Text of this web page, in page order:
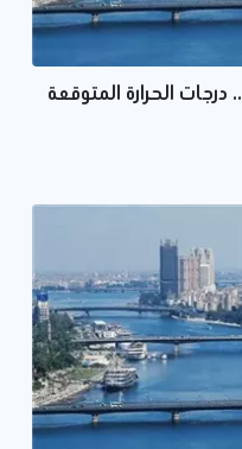
المحسوسة بالقاهرة ترتفع لـ40.. درجات الحرارة المتوقعة